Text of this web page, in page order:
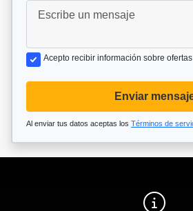
Acepto recibir información sobre
Enviar
Al enviar tus datos aceptas los Términos de